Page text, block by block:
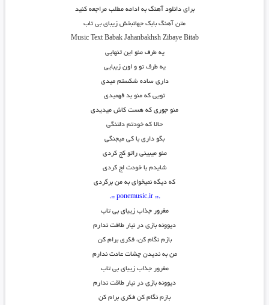
برای دانلود آهنگ به ادامه مطلب مراجعه کنید
متن آهنگبابک جهانبخش زیبای بی تاب
Music Text Babak Jahanbakhsh Zibaye Bitab
یه طرف منو این تنهایی
یه طرف تو و اون زیبایی
داری ساده شکستم میدی
تویی که منو بد فهمیدی
منو جوری که هست کاش میدیدی
حالا که خودتم دلتنگی
بگو داری با کی میجنگی
منو میبینی راتو کج کردی
شایدم با خودت لج کردی
که دیگه نمیخوای به من برگردی
.:: ponemusic.ir ::.
مغرور جذاب زیبای بی تاب
دیوونه بازی در نیار طاقت ندارم
بازم نگام کن، فکری برام کن
من به ندیدن چشات عادت ندارم
مغرور جذاب زیبای بی تاب
دیوونه بازی در نیار طاقت ندارم
بازم نگام کن فکری برام کن